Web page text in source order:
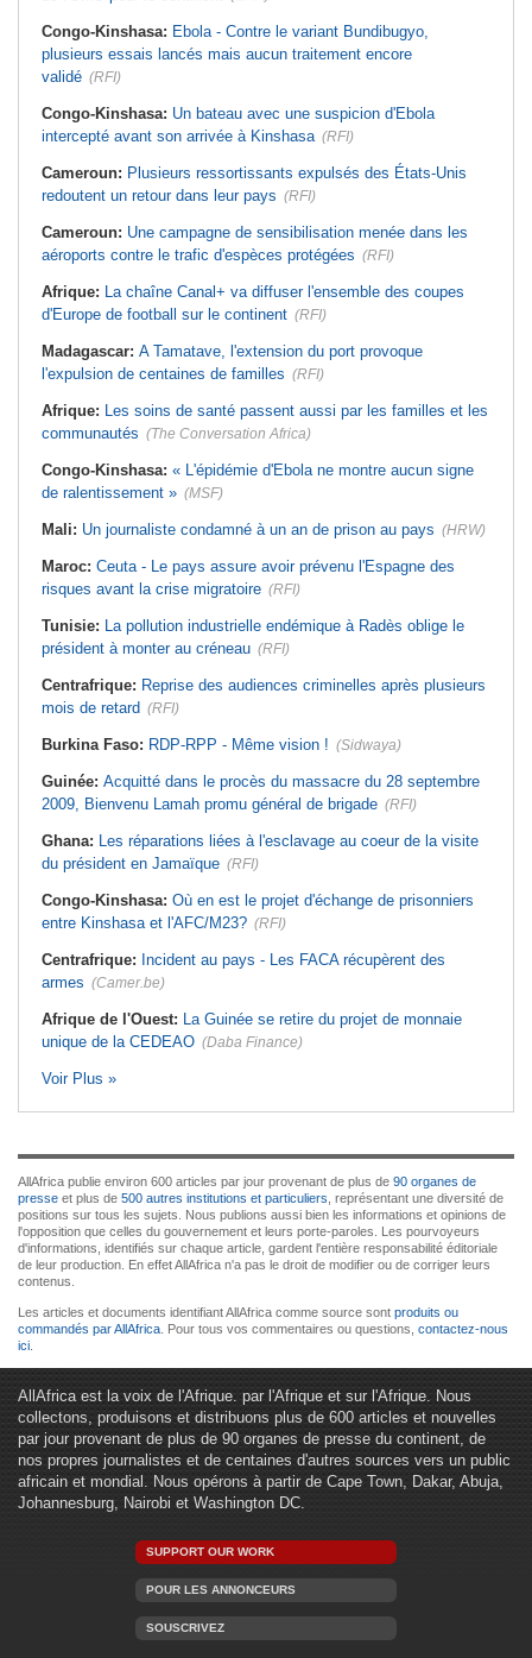
Congo-Kinshasa: Ebola - Contre le variant Bundibugyo,
plusieurs essais lancés mais aucun traitement encore
validé (RFI)
Congo-Kinshasa: Un bateau avec une suspicion d'Ebola
intercepté avant son arrivée à Kinshasa (RFI)
Cameroun: Plusieurs ressortissants expulsés des États-Unis
redoutent un retour dans leur pays (RFI)
Cameroun: Une campagne de sensibilisation menée dans les
aéroports contre le trafic d'espèces protégées (RFI)
Afrique: La chaîne Canal+ va diffuser l'ensemble des coupes
d'Europe de football sur le continent (RFI)
Madagascar: A Tamatave, l'extension du port provoque
l'expulsion de centaines de familles (RFI)
Afrique: Les soins de santé passent aussi par les familles et les
communautés (The Conversation Africa)
Congo-Kinshasa: « L'épidémie d'Ebola ne montre aucun signe
de ralentissement » (MSF)
Mali: Un journaliste condamné à un an de prison au pays (HRW)
Maroc: Ceuta - Le pays assure avoir prévenu l'Espagne des
risques avant la crise migratoire (RFI)
Tunisie: La pollution industrielle endémique à Radès oblige le
président à monter au créneau (RFI)
Centrafrique: Reprise des audiences criminelles après plusieurs
mois de retard (RFI)
Burkina Faso: RDP-RPP - Même vision ! (Sidwaya)
Guinée: Acquitté dans le procès du massacre du 28 septembre
2009, Bienvenu Lamah promu général de brigade (RFI)
Ghana: Les réparations liées à l'esclavage au coeur de la visite
du président en Jamaïque (RFI)
Congo-Kinshasa: Où en est le projet d'échange de prisonniers
entre Kinshasa et l'AFC/M23? (RFI)
Centrafrique: Incident au pays - Les FACA récupèrent des
armes (Camer.be)
Afrique de l'Ouest: La Guinée se retire du projet de monnaie
unique de la CEDEAO (Daba Finance)
Voir Plus »
AllAfrica publie environ 600 articles par jour provenant de plus de 90 organes de
presse et plus de 500 autres institutions et particuliers , représentant une diversité de
positions sur tous les sujets. Nous publions aussi bien les informations et opinions de
l'opposition que celles du gouvernement et leurs porte-paroles. Les pourvoyeurs
d'informations, identifiés sur chaque article, gardent l'entière responsabilité éditoriale
de leur production. En effet AllAfrica n'a pas le droit de modifier ou de corriger leurs
contenus.
Les articles et documents identifiant AllAfrica comme source sont produits ou
commandés par AllAfrica . Pour tous vos commentaires ou questions, contactez-nous
ici
AllAfrica est la voix de l'Afrique. par l'Afrique et sur l'Afrique. Nous
collectons, produisons et distribuons plus de 600 articles et nouvelles
par jour provenant de plus de 90 organes de presse du continent, de
nos propres journalistes et de centaines d'autres sources vers un public
africain et mondial. Nous opérons à partir de Cape Town, Dakar, Abuja,
Johannesburg, Nairobi et Washington DC.
SUPPORT OUR WORK
POUR LES ANNONCEURS
SOUSCRIVEZ